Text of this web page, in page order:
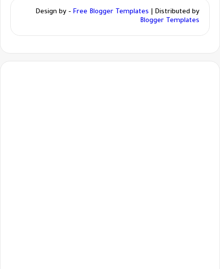
Design by - Free Blogger Templates | Distributed by
Blogger Templates